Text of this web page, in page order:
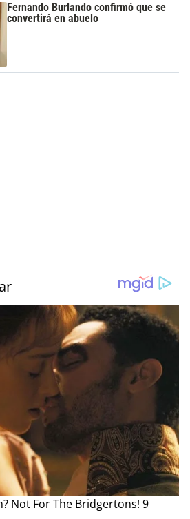
Fernando Burlando confirmó que se
convertirá en abuelo